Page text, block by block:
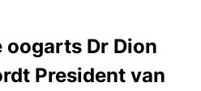
oogarts Dr Dion
President van